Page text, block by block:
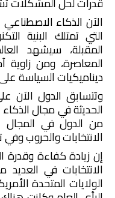
الآن الذكاء
التي تمتلك البنية
المقبلة، سيشهد
المعاصرة، ومن
ديناميكيات السياسة
وتتسابق الدول الآن
الحديثة في مجال
من الدول في المجال
الانتخابات والحروب
إن زيادة كفاءة وقدرة
الانتخابات في
الولايات المتحدة